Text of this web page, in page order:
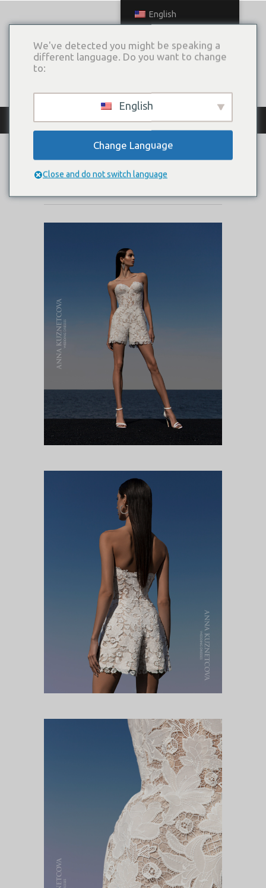
КАТАЛОГ ПЛАТЬЕВ
ALEKSINA
English
We've detected you might be speaking a
different language. Do you want to change
to:
English
Change Language
Close and do not switch language